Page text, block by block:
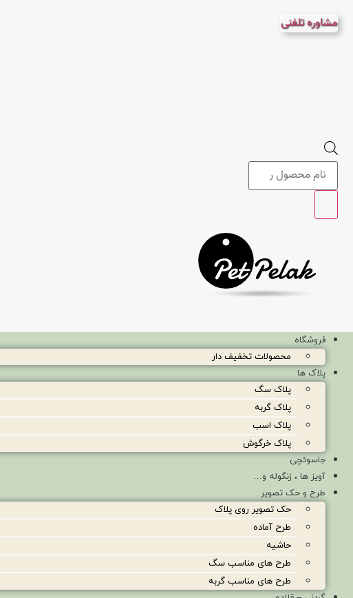
محتوا
مشاوره تلفنی
Products
search
فروشگاه
محصولات تخفیف دار
پلاک ها
پلاک سگ
پلاک گربه
پلاک اسب
پلاک خرگوش
جاسوئچی
آویز ها ، زنگوله و…
طرح و حک تصویر
حک تصویر روی پلاک
طرح آماده
حاشیه
طرح های مناسب سگ
طرح های مناسب گربه